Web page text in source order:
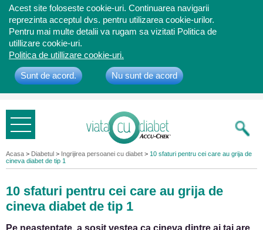
Acest site foloseste cookie-uri. Continuarea navigarii
reprezinta acceptul dvs. pentru utilizarea cookie-urilor.
Pentru mai multe detalii va rugam sa vizitati Politica de
utillizare cookie-uri.
Politica de utillizare cookie-uri.
Sunt de acord. Nu sunt de acord
Bine ati
venit
Acasa > Diabetul > Ingrijirea persoanei cu diabet > 10 sfaturi pentru cei care au grija de
cineva diabet de tip 1
10 sfaturi pentru cei care au grija de
cineva diabet de tip 1
Pe neasteptate, a sosit vestea ca cineva dintre ai tai are